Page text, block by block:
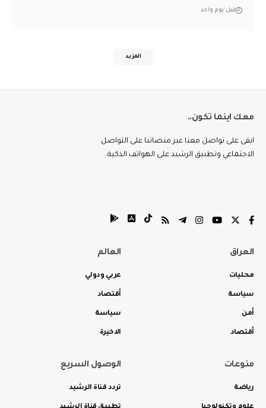
قبل يوم واحد
المزيد
معك اينما تكون..
ابقى على تواصل معنا عبر منصاتنا على التواصل
الاجتماعي وتطبيق الرشيد على الهواتف الذكية.
العراق
محليات
سياسة
أمن
أقتصاد
العالم
عربي ودولي
أقتصاد
سياسة
الاخيرة
منوعات
رياضة
الوصول السريع
تردد قناة الرشيد